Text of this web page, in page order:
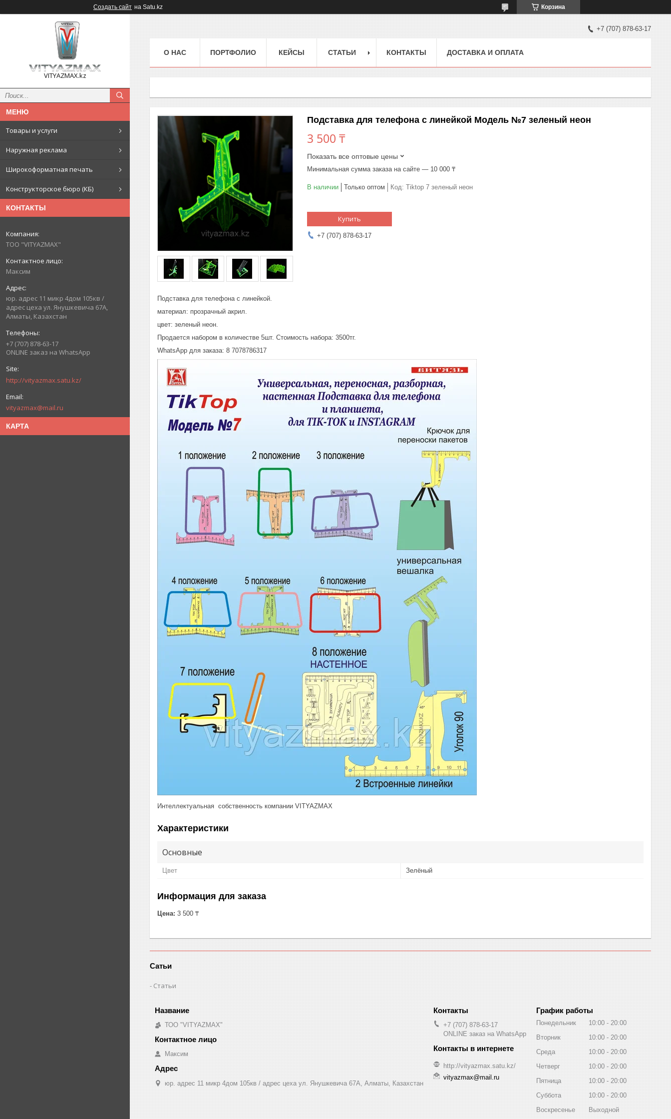
Создать сайт на Satu.kz Корзина
VITYAZMAX.kz
Товары и услуги
Наружная реклама
Широкоформатная печать
Конструкторское бюро (КБ)
КОНТАКТЫ
ТОО "VITYAZMAX"
Максим
юр. адрес 11 микр 4дом 105кв /
адрес цеха ул. Янушкевича 67А,
Алматы, Казахстан
+7 (707) 878-63-17
ONLINE заказ на WhatsApp
http://vityazmax.satu.kz/
vityazmax@mail.ru
КАРТА
+7 (707) 878-63-17
О НАС ПОРТФОЛИО КЕЙСЫ СТАТЬИ КОНТАКТЫ ДОСТАВКА И ОПЛАТА
Подставка для телефона с линейкой Модель №7 зеленый неон
3 500 ₸
Показать все оптовые цены
Минимальная сумма заказа на сайте — 10 000 ₸
В наличии Только оптом Код: Tiktop 7 зеленый неон
Купить
+7 (707) 878-63-17
Подставка для телефона с линейкой.
материал: прозрачный акрил.
цвет: зеленый неон.
Продается набором в количестве 5шт. Стоимость набора: 3500тг.
WhatsApp для заказа: 8 7078786317
Интеллектуальная собственность компании VITYAZMAX
Характеристики
Основные
Цвет Зелёный
Информация для заказа
Цена: 3 500 ₸
Сатьи
Статьи
ТОО "VITYAZMAX"
Максим
юр. адрес 11 микр 4дом 105кв / адрес цеха ул. Янушкевича 67А, Алматы, Казахстан
+7 (707) 878-63-17
ONLINE заказ на WhatsApp
http://vityazmax.satu.kz/
vityazmax@mail.ru
График работы
Понедельник 10:00
20:00
Вторник
10:00
20:00
Среда
10:00
20:00
Четверг
10:00
20:00
Пятница
10:00
20:00
Суббота
10:00
20:00
Воскресенье
Выходной